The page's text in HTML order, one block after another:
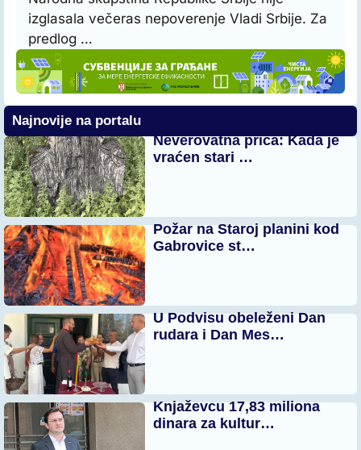
izglasala večeras nepoverenje Vladi Srbije. Za
predlog …
Najnovije na portalu
Neverovatna priča: Kada je
vraćen stari …
Požar na Staroj planini kod
Gabrovice st…
U Podvisu obeleženi Dan
rudara i Dan Mes…
Knjaževcu 17,83 miliona
dinara za kultur…